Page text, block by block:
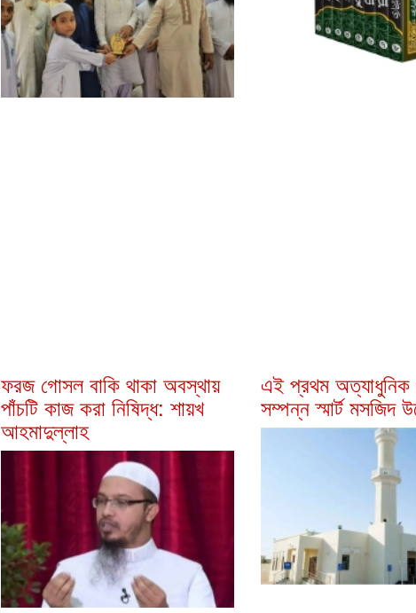
ফরজ গোসল বাকি থাকা অবস্থায়
পাঁচটি কাজ করা নিষিদ্ধ: শায়খ
আহমাদুল্লাহ
এই প্রথম অত্যাধুনিক
সম্পন্ন স্মার্ট মসজিদ